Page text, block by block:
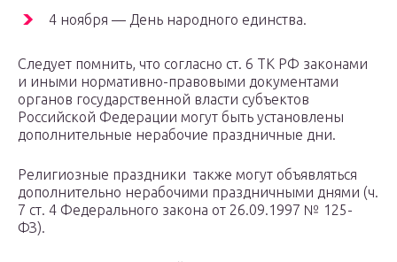
4 ноября — День народного единства.
Следует помнить, что согласно ст. 6 ТК РФ законами
и иными нормативно-правовыми документами
органов государственной власти субъектов
Российской Федерации могут быть установлены
дополнительные нерабочие праздничные дни.
Религиозные праздники также могут объявляться
дополнительно нерабочими праздничными днями (ч.
7 ст. 4 Федерального закона от 26.09.1997 № 125-
ФЗ).